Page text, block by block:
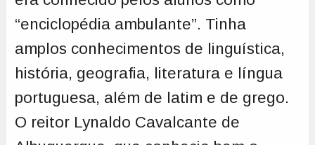
“enciclopédia ambulante”. Tinha
amplos conhecimentos de linguística,
história, geografia, literatura e língua
portuguesa, além de latim e de grego.
O reitor Lynaldo Cavalcante de